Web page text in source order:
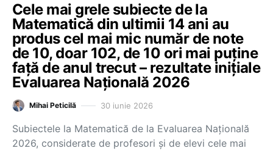
Cele mai grele subiecte de la
Matematică din ultimii 14 ani au
produs cel mai mic număr de note
de 10, doar 102, de 10 ori mai puține
față de anul trecut – rezultate inițiale
Evaluarea Națională 2026
Mihai Peticilă 30 iunie 2026
Subiectele la Matematică de la Evaluarea Națională
2026, considerate de profesori și de elevi cele mai